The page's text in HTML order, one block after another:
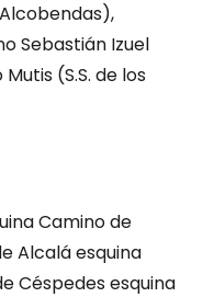
Sebastián Izuel
(S.S. de los
Camino de
Alcalá esquina
Céspedes esquina